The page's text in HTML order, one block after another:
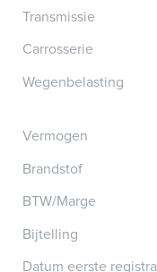
Transmissie
Carrosserie
Wegenbelasting
Vermogen
Brandstof
BTW/Marge
Bijtelling
Datum eerste